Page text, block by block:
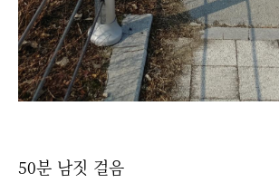
50분 남짓 걸음